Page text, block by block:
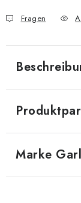
Fragen
Marke